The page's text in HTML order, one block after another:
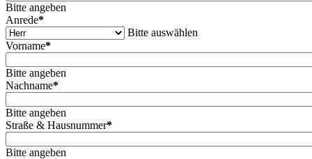
Bitte angeben
Anrede*
Bitte auswählen
Vorname*
Bitte angeben
Nachname*
Bitte angeben
Straße & Hausnummer*
Bitte angeben